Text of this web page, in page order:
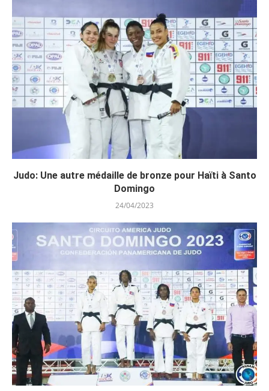
Judo: Une autre médaille de bronze pour Haïti à Santo
Domingo
24/04/2023